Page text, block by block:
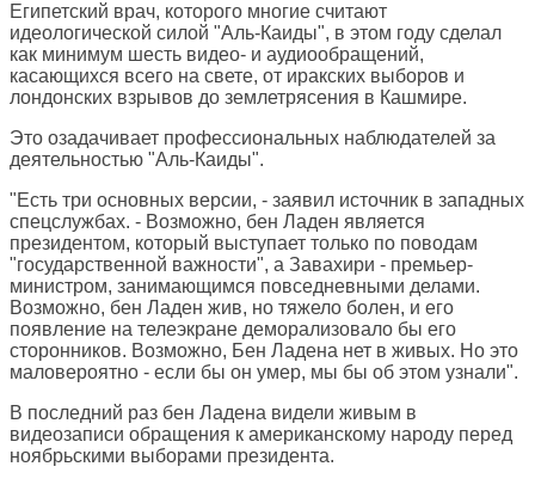
Египетский врач, которого многие считают
идеологической силой "Аль-Каиды", в этом году сделал
как минимум шесть видео- и аудиообращений,
касающихся всего на свете, от иракских выборов и
лондонских взрывов до землетрясения в Кашмире.
Это озадачивает профессиональных наблюдателей за
деятельностью "Аль-Каиды".
"Есть три основных версии, - заявил источник в западных
спецслужбах. - Возможно, бен Ладен является
президентом, который выступает только по поводам
"государственной важности", а Завахири - премьер-
министром, занимающимся повседневными делами.
Возможно, бен Ладен жив, но тяжело болен, и его
появление на телеэкране деморализовало бы его
сторонников. Возможно, Бен Ладена нет в живых. Но это
маловероятно - если бы он умер, мы бы об этом узнали".
В последний раз бен Ладена видели живым в
видеозаписи обращения к американскому народу перед
ноябрьскими выборами президента.